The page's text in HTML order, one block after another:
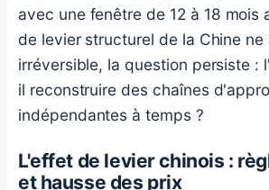
avec une fenêtre de 12 à 18 mois
de levier structurel de la Chine ne
irréversible, la question persiste :
il reconstruire des chaînes
indépendantes à temps ?
L'effet de levier chinois :
et hausse des prix